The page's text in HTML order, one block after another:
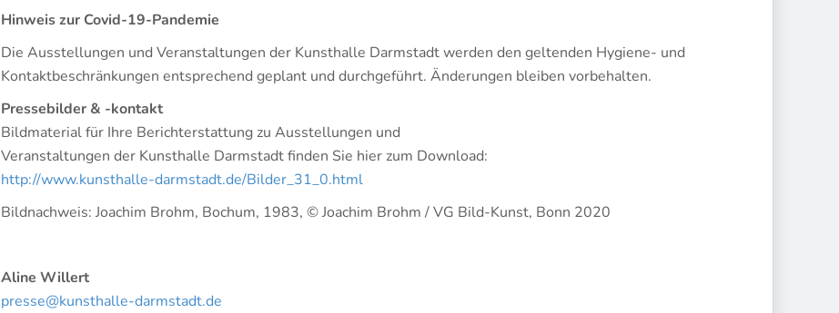
Hinweis zur Covid-19-Pandemie
Die Ausstellungen und Veranstaltungen der Kunsthalle Darmstadt werden den geltenden Hygiene- und
Kontaktbeschränkungen entsprechend geplant und durchgeführt. Änderungen bleiben vorbehalten.
Pressebilder & -kontakt
Bildmaterial für Ihre Berichterstattung zu Ausstellungen und
Veranstaltungen der Kunsthalle Darmstadt finden Sie hier zum Download:
http://www.kunsthalle-darmstadt.de/Bilder_31_0.html
Bildnachweis: Joachim Brohm, Bochum, 1983, © Joachim Brohm / VG Bild-Kunst, Bonn 2020
Aline Willert
presse@kunsthalle-darmstadt.de